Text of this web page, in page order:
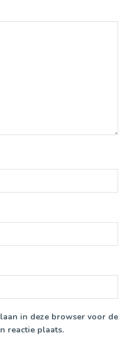
in deze browser voor de
reactie plaats.